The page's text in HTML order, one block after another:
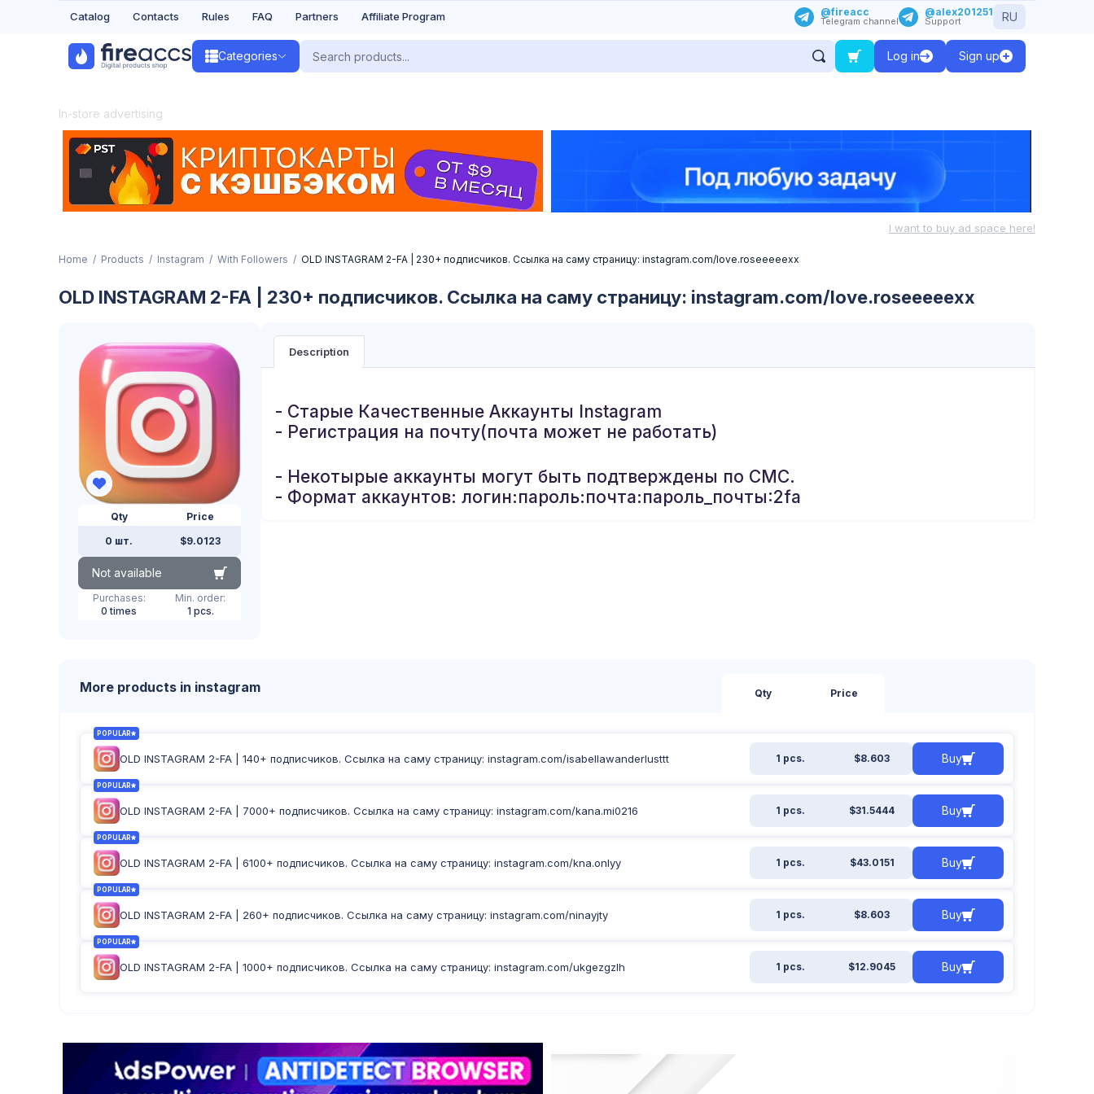
Catalog Contacts Rules FAQ Partners Affiliate Program @fireacc
Telegram channel
@alex201251
Support RU
Categories Log in Sign up
In-store advertising
I want to buy ad space here!
Home Products Instagram With Followers OLD INSTAGRAM 2-FA | 230+ подписчиков. Ссылка на саму страницу: instagram.com/love.roseeeeexx
OLD INSTAGRAM 2-FA | 230+ подписчиков. Ссылка на саму страницу: instagram.com/love.roseeeeexx
Qty
0 шт.
Price
$9.0123
Not available
Purchases:
0 times
Min. order:
1 pcs.
Description
- Старые Качественные Аккаунты Instagram
- Регистрация на почту(почта может не работать)
- Некотырые аккаунты могут быть подтверждены по СМС.
- Формат аккаунтов: логин:пароль:почта:пароль_почты:2fa
More products in instagram Qty Price
POPULAR
OLD INSTAGRAM 2-FA | 140+ подписчиков. Ссылка на саму страницу: instagram.com/isabellawanderlusttt 1 pcs. $8.603 Buy
POPULAR
OLD INSTAGRAM 2-FA | 7000+ подписчиков. Ссылка на саму страницу: instagram.com/kana.mi0216 1 pcs. $31.5444 Buy
POPULAR
OLD INSTAGRAM 2-FA | 6100+ подписчиков. Ссылка на саму страницу: instagram.com/kna.onlyy 1 pcs. $43.0151 Buy
POPULAR
OLD INSTAGRAM 2-FA | 260+ подписчиков. Ссылка на саму страницу: instagram.com/ninayjty 1 pcs. $8.603 Buy
POPULAR
OLD INSTAGRAM 2-FA | 1000+ подписчиков. Ссылка на саму страницу: instagram.com/ukgezgzlh 1 pcs. $12.9045 Buy